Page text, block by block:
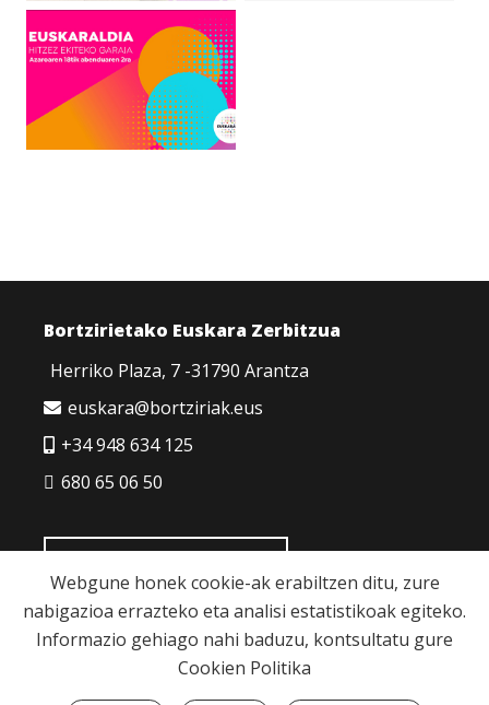
Bortzirietako Euskara Zerbitzua
Herriko Plaza, 7 -31790 Arantza
euskara@bortziriak.eus
+34 948 634 125
680 65 06 50
Webgune honek cookie-ak erabiltzen ditu, zure
nabigazioa errazteko eta analisi estatistikoak egiteko.
Informazio gehiago nahi baduzu, kontsultatu gure
Cookien Politika